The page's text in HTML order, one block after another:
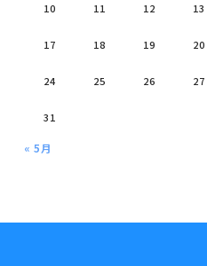
10 11 12 13
17 18 19 20
24 25 26 27
31
« 5月